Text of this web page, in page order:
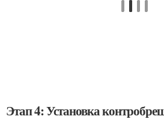
Этап 4: Установка